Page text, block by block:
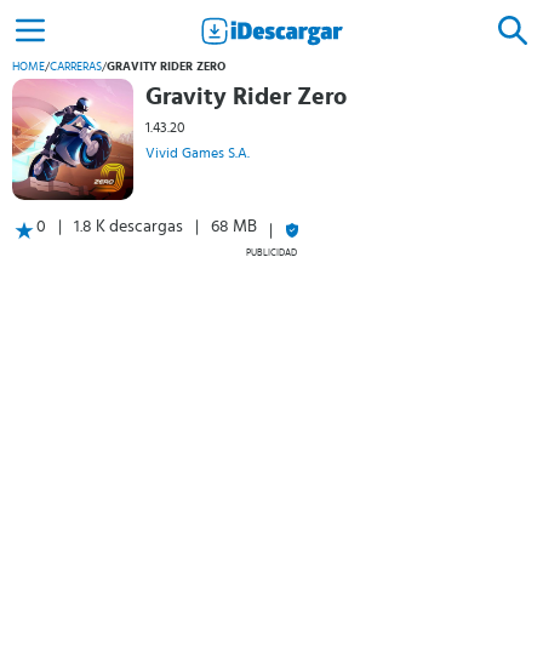
HOME/CARRERAS/GRAVITY RIDER ZERO
Gravity Rider Zero
1.43.20
Vivid Games S.A.
0 1.8 K descargas 68 MB
PUBLICIDAD